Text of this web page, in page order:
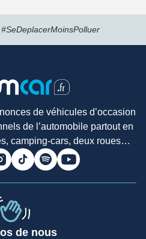
de véhicules d’occasion
de l’automobile partout en
camping-cars, deux roues…
de nous